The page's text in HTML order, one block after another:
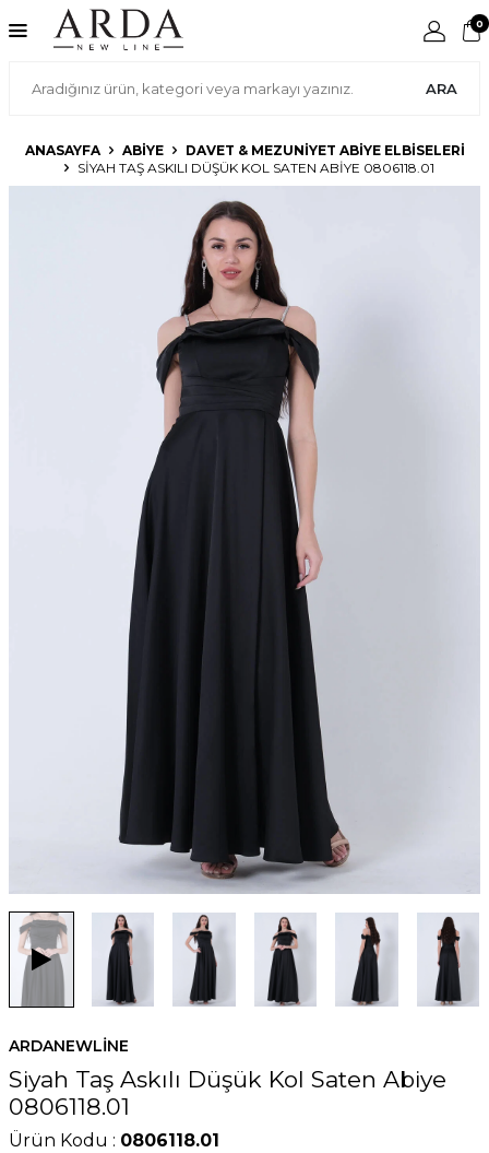
ARA
0
ANASAYFA ABIYE
DAVET & MEZUNIYET ABIYE ELBISELERI
SIYAH TAŞ ASKILI DÜŞÜK KOL SATEN ABIYE 0806118.01
ARDANEWLINE
Siyah Taş Askılı Düşük Kol Saten Abiye
0806118.01
Ürün Kodu : 0806118.01